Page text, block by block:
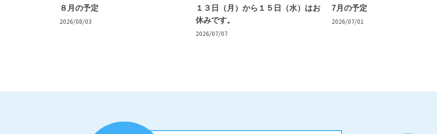
８月の予定
2026/08/03
１３日（月）から１５日（水）はお
休みです。
2026/07/07
7月の予定
2026/07/01